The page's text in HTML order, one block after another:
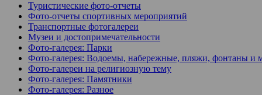
Туристические фото-отчеты
Фото-отчеты спортивных мероприятий
Транспортные фотогалереи
Музеи и достопримечательности
Фото-галерея: Парки
Фото-галерея: Водоемы, набережные, пляжи, фонтаны и
Фото-галереи на религиозную тему
Фото-галерея: Памятники
Фото-галерея: Разное